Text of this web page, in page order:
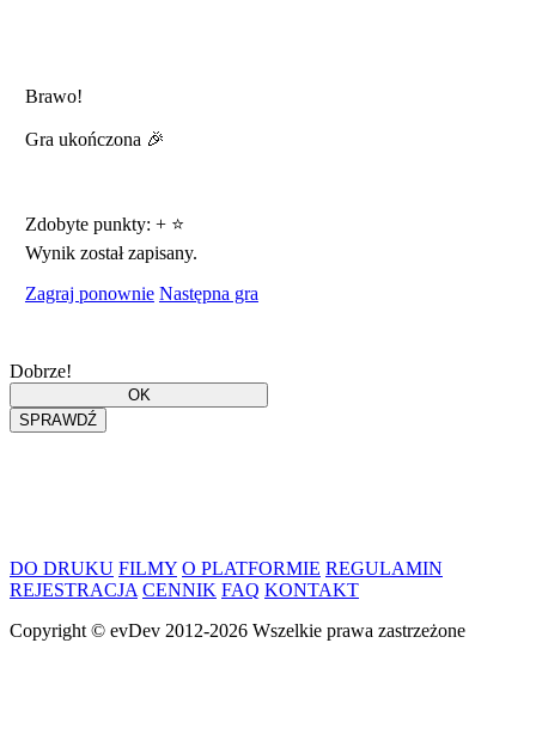
Brawo!
Gra ukończona 🎉
Zdobyte punkty: +⭐
Wynik został zapisany.
Zagraj ponownie Następna gra
Dobrze!
DO DRUKU FILMY O PLATFORMIE REGULAMIN
REJESTRACJA CENNIK FAQ KONTAKT
Copyright © evDev 2012-2026 Wszelkie prawa zastrzeżone